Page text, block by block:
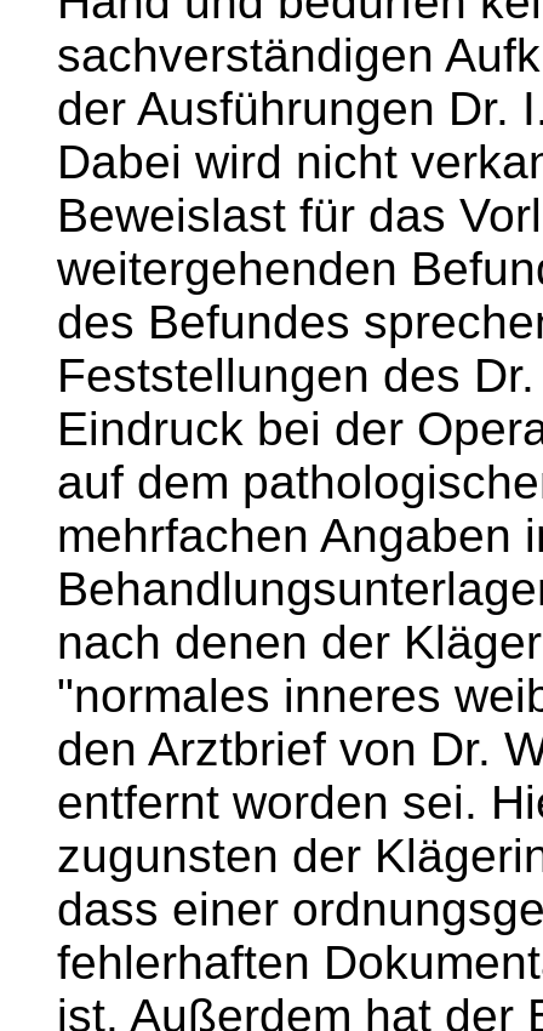
sachverständigen
der Ausführungen Dr.
Dabei wird nicht
Beweislast für das
weitergehenden
des Befundes
Feststellungen des
Eindruck bei der
auf dem
mehrfachen Angaben
nach denen der
"normales inneres
den Arztbrief von Dr.
entfernt worden sei.
zugunsten der
dass einer
fehlerhaften
ist. Außerdem hat der